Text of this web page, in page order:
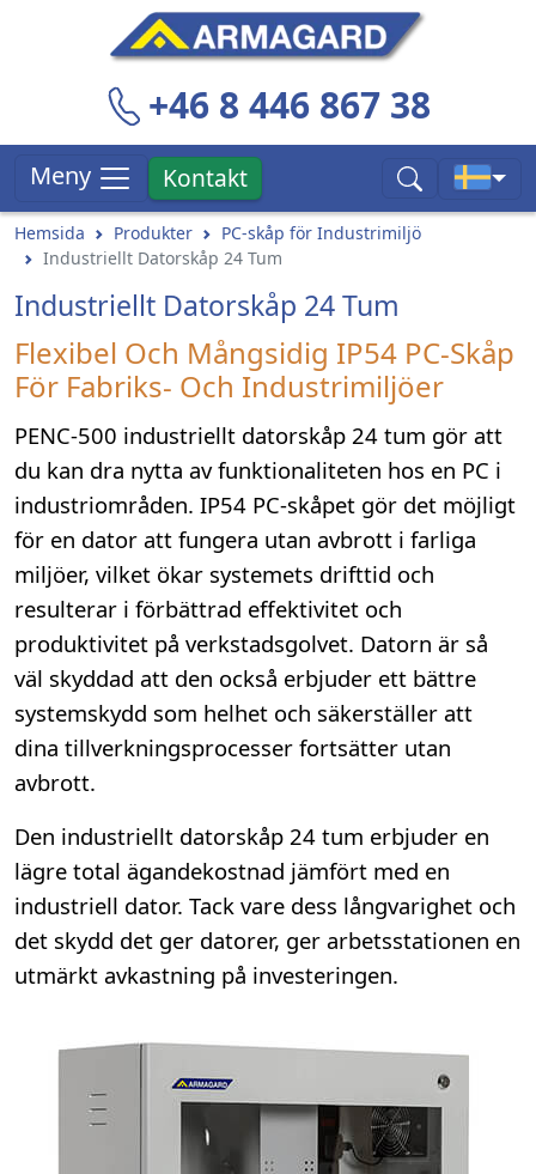
+46 8 446 867 38
Meny Kontakt
Hemsida Produkter
PC-skåp för Industrimiljö
Industriellt Datorskåp 24 Tum
Industriellt Datorskåp 24 Tum
Flexibel Och Mångsidig IP54 PC-Skåp
För Fabriks- Och Industrimiljöer
PENC-500 industriellt datorskåp 24 tum gör att
du kan dra nytta av funktionaliteten hos en PC i
industriområden. IP54 PC-skåpet gör det möjligt
för en dator att fungera utan avbrott i farliga
miljöer, vilket ökar systemets drifttid och
resulterar i förbättrad effektivitet och
produktivitet på verkstadsgolvet. Datorn är så
väl skyddad att den också erbjuder ett bättre
systemskydd som helhet och säkerställer att
dina tillverkningsprocesser fortsätter utan
avbrott.
Den industriellt datorskåp 24 tum erbjuder en
lägre total ägandekostnad jämfört med en
industriell dator. Tack vare dess långvarighet och
det skydd det ger datorer, ger arbetsstationen en
utmärkt avkastning på investeringen.